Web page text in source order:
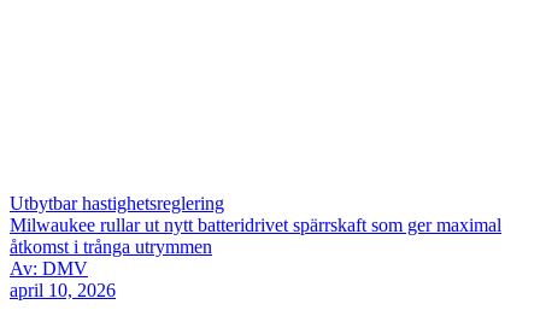
Utbytbar hastighetsreglering
Milwaukee rullar ut nytt batteridrivet spärrskaft som ger maximal
åtkomst i trånga utrymmen
Av: DMV
april 10, 2026